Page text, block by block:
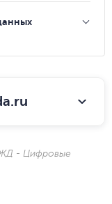
- Цифровые